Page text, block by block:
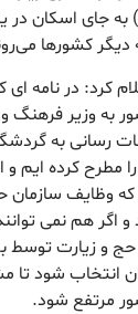
به جای اسكان
کشورها
كرد: در نامه
به وزیر فرهنگ
به
مطرح كرده ایم و
كه وظایف
هم نمی
حج و زیارت
شود تا
مرتفع شود.